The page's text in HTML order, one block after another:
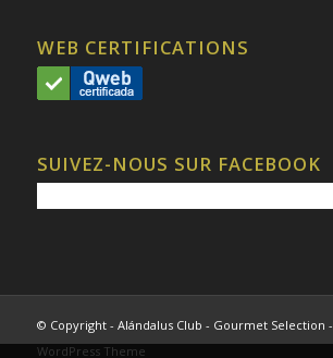
WEB CERTIFICATIONS
SUIVEZ-NOUS SUR FACEBOOK
© Copyright - Alándalus Club - Gourmet Selection -
WordPress Theme